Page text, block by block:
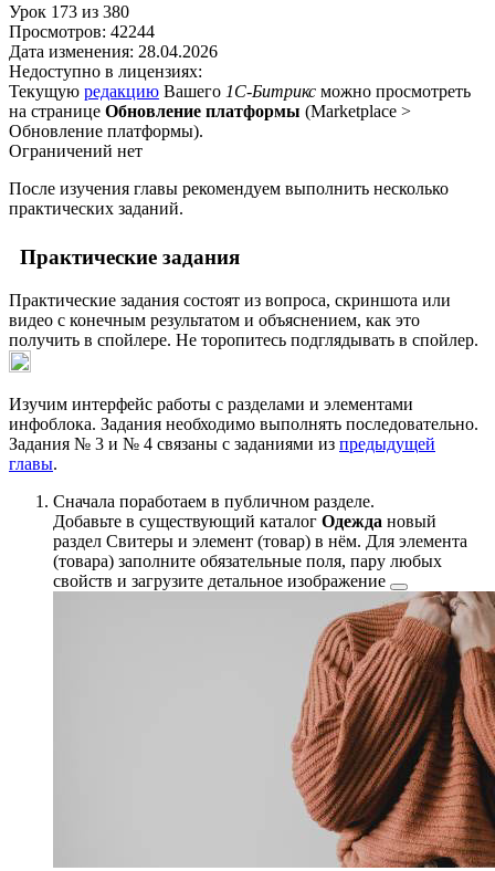
Урок 173 из 380
Просмотров: 42244
Дата изменения: 28.04.2026
Недоступно в лицензиях:
Текущую редакцию Вашего 1С-Битрикс можно просмотреть
на странице Обновление платформы (Marketplace >
Обновление платформы).
Ограничений нет
После изучения главы рекомендуем выполнить несколько
практических заданий.
Практические задания
Практические задания состоят из вопроса, скриншота или
видео с конечным результатом и объяснением, как это
получить в спойлере. Не торопитесь подглядывать в спойлер.
Изучим интерфейс работы с разделами и элементами
инфоблока. Задания необходимо выполнять последовательно.
Задания № 3 и № 4 связаны с заданиями из предыдущей
главы.
Сначала поработаем в публичном разделе.
Добавьте в существующий каталог Одежда новый
раздел Свитеры и элемент (товар) в нём. Для элемента
(товара) заполните обязательные поля, пару любых
свойств и загрузите детальное изображение